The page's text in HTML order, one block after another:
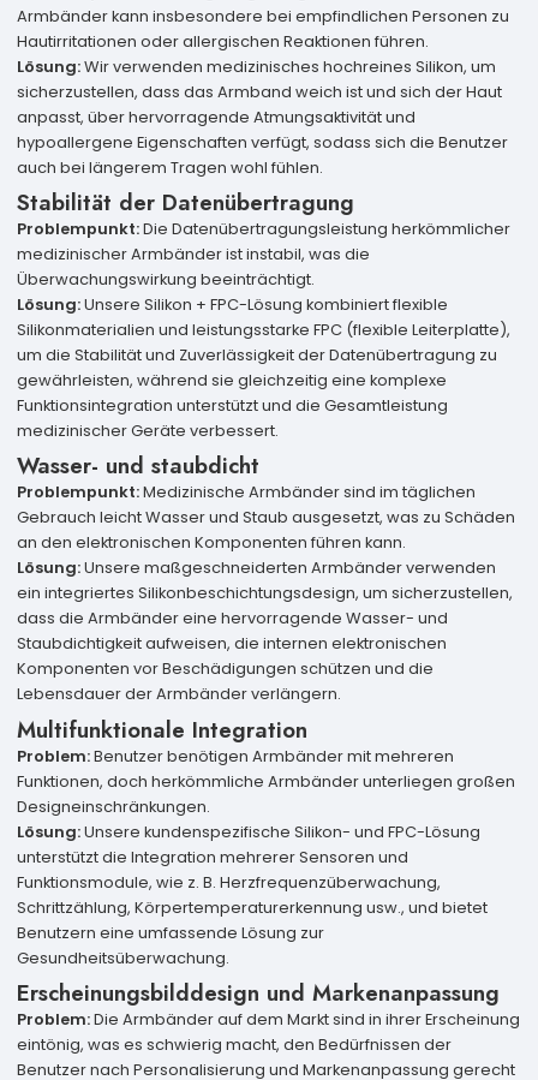
Armbänder kann insbesondere bei empfindlichen Personen zu
Hautirritationen oder allergischen Reaktionen führen.
Lösung:Wir verwenden medizinisches hochreines Silikon, um
sicherzustellen, dass das Armband weich ist und sich der Haut
anpasst, über hervorragende Atmungsaktivität und
hypoallergene Eigenschaften verfügt, sodass sich die Benutzer
auch bei längerem Tragen wohl fühlen.
Stabilität der Datenübertragung
Problempunkt:Die Datenübertragungsleistung herkömmlicher
medizinischer Armbänder ist instabil, was die
Überwachungswirkung beeinträchtigt.
Lösung:Unsere Silikon + FPC-Lösung kombiniert flexible
Silikonmaterialien und leistungsstarke FPC (flexible Leiterplatte),
um die Stabilität und Zuverlässigkeit der Datenübertragung zu
gewährleisten, während sie gleichzeitig eine komplexe
Funktionsintegration unterstützt und die Gesamtleistung
medizinischer Geräte verbessert.
Wasser- und staubdicht
Problempunkt:Medizinische Armbänder sind im täglichen
Gebrauch leicht Wasser und Staub ausgesetzt, was zu Schäden
an den elektronischen Komponenten führen kann.
Lösung:Unsere maßgeschneiderten Armbänder verwenden
ein integriertes Silikonbeschichtungsdesign, um sicherzustellen,
dass die Armbänder eine hervorragende Wasser- und
Staubdichtigkeit aufweisen, die internen elektronischen
Komponenten vor Beschädigungen schützen und die
Lebensdauer der Armbänder verlängern.
Multifunktionale Integration
Problem:Benutzer benötigen Armbänder mit mehreren
Funktionen, doch herkömmliche Armbänder unterliegen großen
Designeinschränkungen.
Lösung:Unsere kundenspezifische Silikon- und FPC-Lösung
unterstützt die Integration mehrerer Sensoren und
Funktionsmodule, wie z. B. Herzfrequenzüberwachung,
Schrittzählung, Körpertemperaturerkennung usw., und bietet
Benutzern eine umfassende Lösung zur
Gesundheitsüberwachung.
Erscheinungsbilddesign und Markenanpassung
Problem:Die Armbänder auf dem Markt sind in ihrer Erscheinung
eintönig, was es schwierig macht, den Bedürfnissen der
Benutzer nach Personalisierung und Markenanpassung gerecht